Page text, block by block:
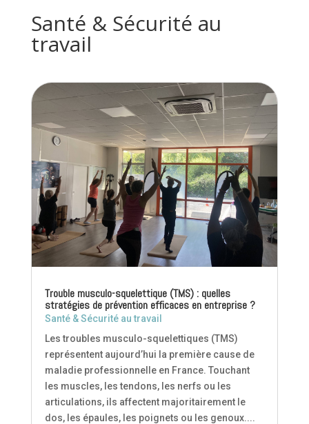
Santé & Sécurité au
travail
Trouble musculo-squelettique (TMS) : quelles
stratégies de prévention efficaces en entreprise ?
Santé & Sécurité au travail
Les troubles musculo-squelettiques (TMS)
représentent aujourd’hui la première cause de
maladie professionnelle en France. Touchant
les muscles, les tendons, les nerfs ou les
articulations, ils affectent majoritairement le
dos, les épaules, les poignets ou les genoux....